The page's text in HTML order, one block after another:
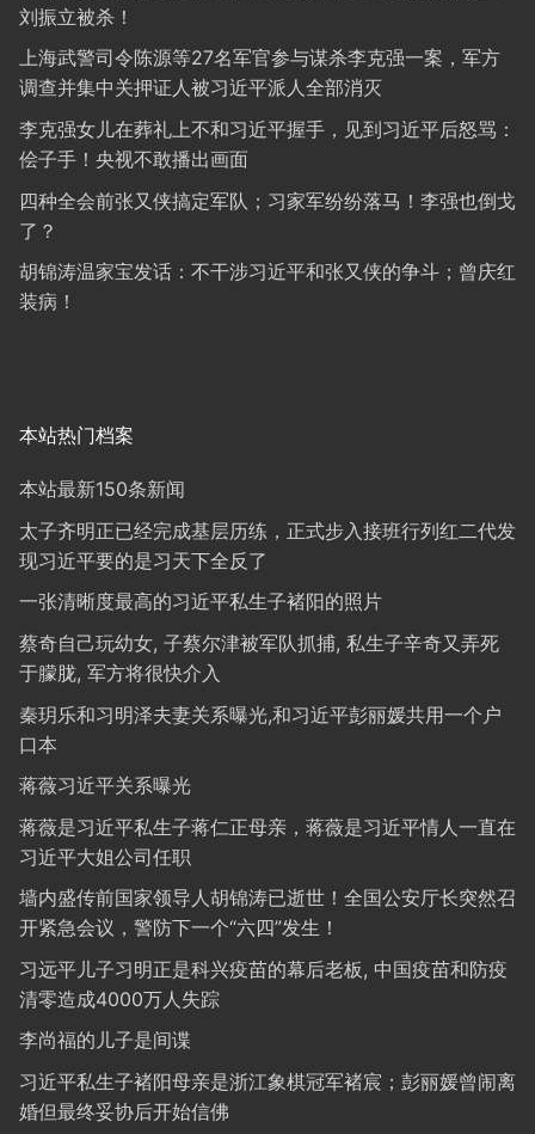
刘振立被杀！
上海武警司令陈源等27名军官参与谋杀李克强一案，军方
调查并集中关押证人被习近平派人全部消灭
李克强女儿在葬礼上不和习近平握手，见到习近平后怒骂：
侩子手！央视不敢播出画面
四种全会前张又侠搞定军队；习家军纷纷落马！李强也倒戈
了？
胡锦涛温家宝发话：不干涉习近平和张又侠的争斗；曾庆红
装病！
本站热门档案
本站最新150条新闻
太子齐明正已经完成基层历练，正式步入接班行列红二代发
现习近平要的是习天下全反了
一张清晰度最高的习近平私生子褚阳的照片
蔡奇自己玩幼女, 子蔡尔津被军队抓捕, 私生子辛奇又弄死
于朦胧, 军方将很快介入
秦玥乐和习明泽夫妻关系曝光,和习近平彭丽媛共用一个户
口本
蒋薇习近平关系曝光
蒋薇是习近平私生子蒋仁正母亲，蒋薇是习近平情人一直在
习近平大姐公司任职
墙内盛传前国家领导人胡锦涛已逝世！全国公安厅长突然召
开紧急会议，警防下一个“六四”发生！
习远平儿子习明正是科兴疫苗的幕后老板, 中国疫苗和防疫
清零造成4000万人失踪
李尚福的儿子是间谍
习近平私生子褚阳母亲是浙江象棋冠军褚宸；彭丽媛曾闹离
婚但最终妥协后开始信佛